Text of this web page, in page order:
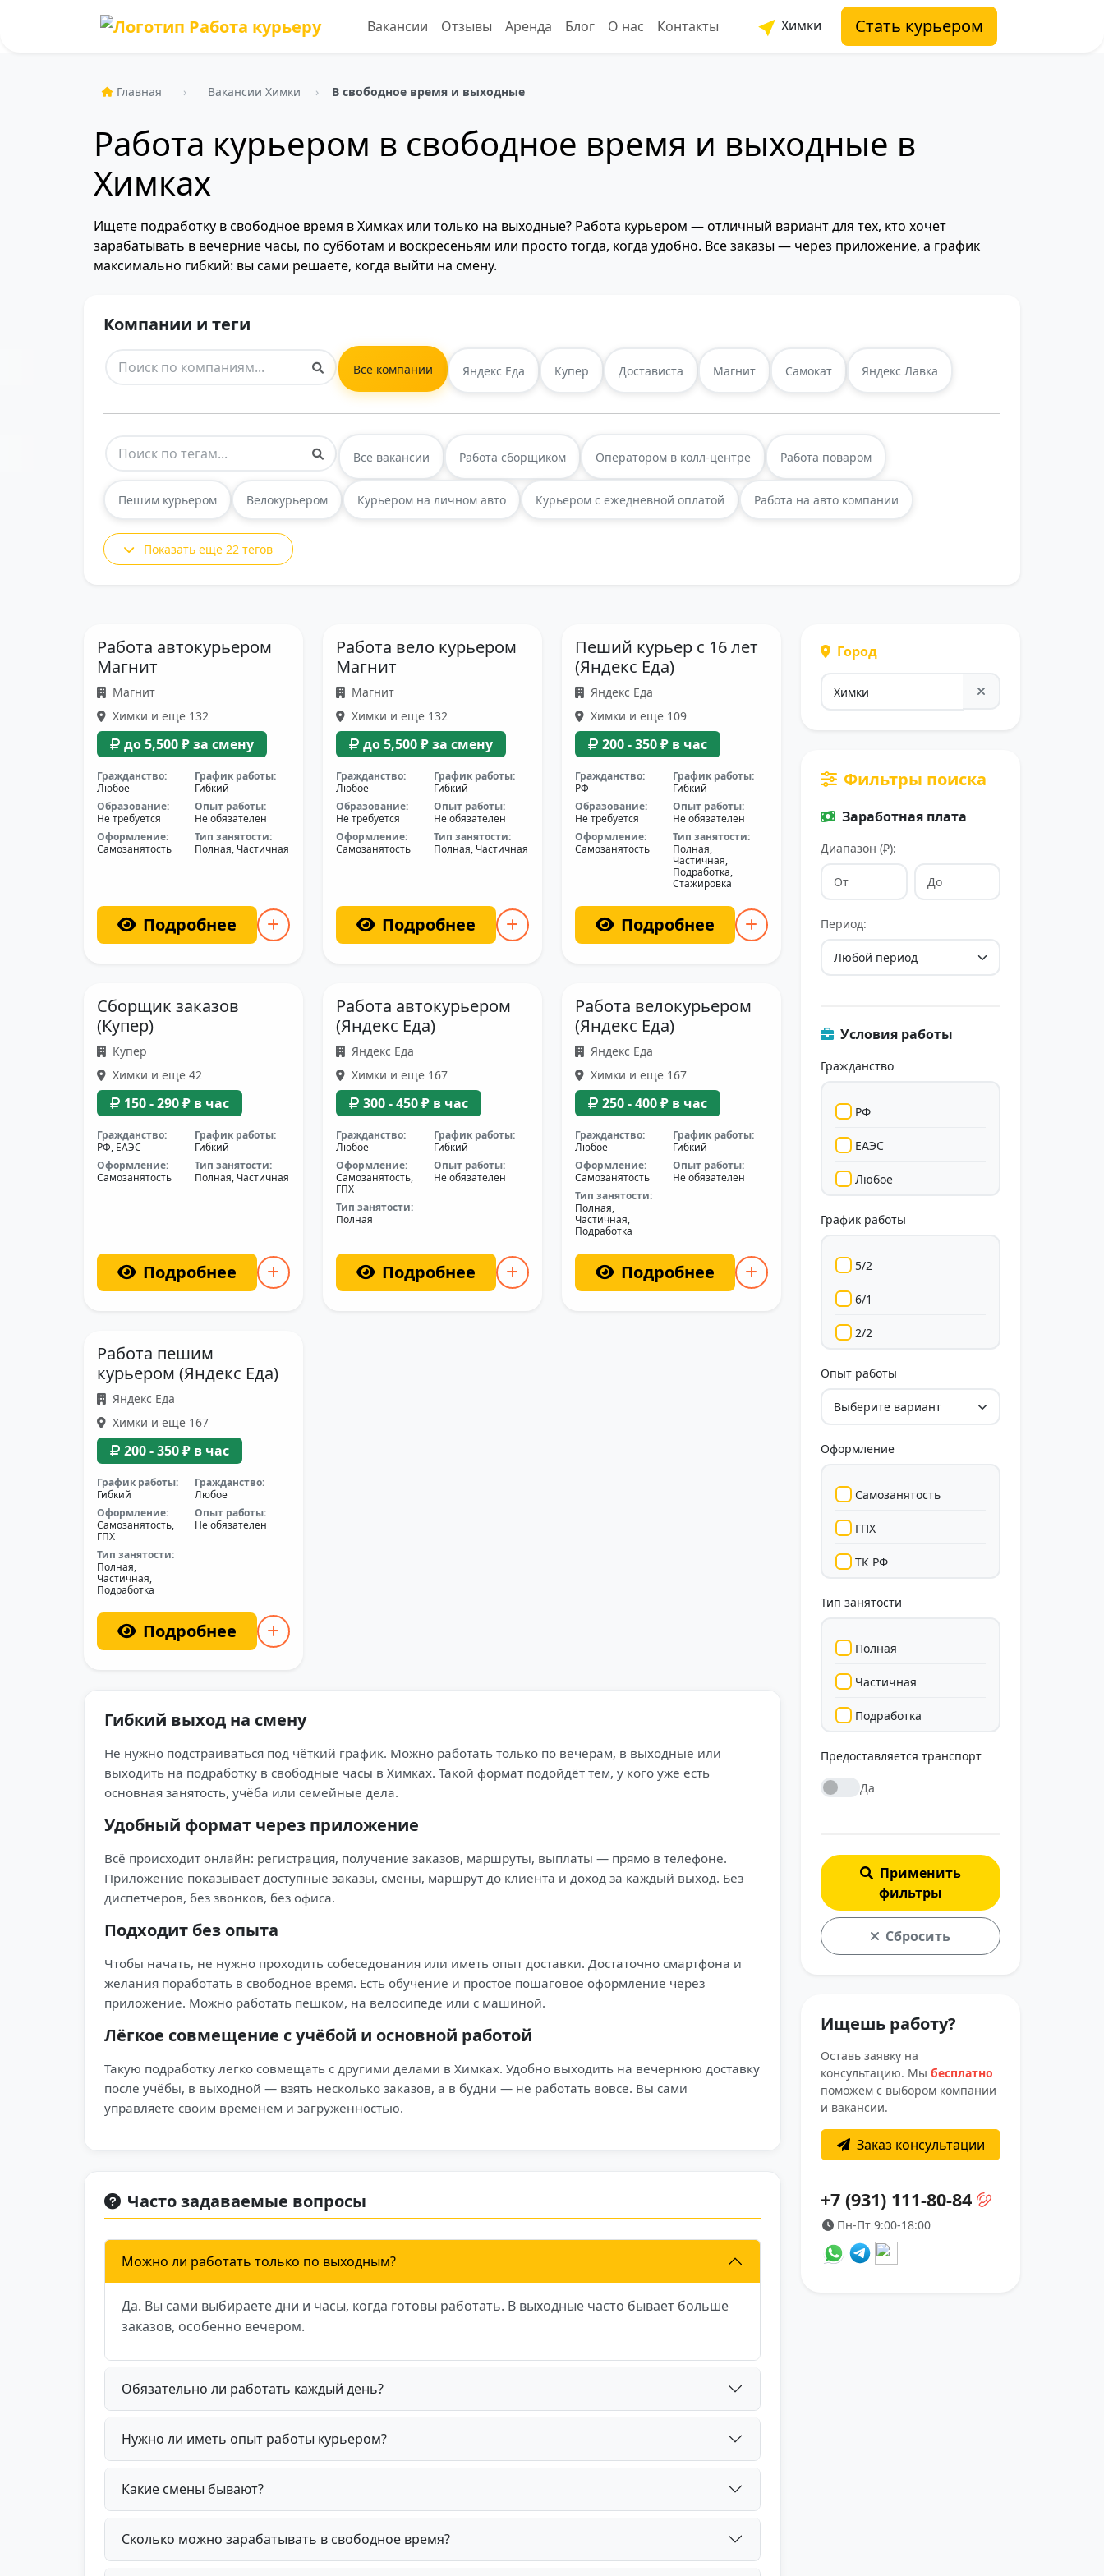
Вакансии Отзывы Аренда Блог О нас Контакты Химки Стать курьером
Главная Вакансии Химки В свободное время и выходные
Работа курьером в свободное время и выходные в
Химках
Ищете подработку в свободное время в Химках или только на выходные? Работа курьером — отличный вариант для тех, кто хочет
зарабатывать в вечерние часы, по субботам и воскресеньям или просто тогда, когда удобно. Все заказы — через приложение, а график
максимально гибкий: вы сами решаете, когда выйти на смену.
Компании и теги
Все компании Яндекс Еда Купер Достависта Магнит Самокат Яндекс Лавка
Все вакансии Работа сборщиком Оператором в колл-центре Работа поваром
Пешим курьером Велокурьером Курьером на личном авто Курьером с ежедневной оплатой Работа на авто компании
Показать еще 22 тегов
Город
Фильтры поиска
Заработная плата
Диапазон (₽):
Период:
Условия работы
Гражданство
РФ
ЕАЭС
Любое
График работы
5/2
6/1
2/2
Гибкий
Свободный
Опыт работы
Оформление
Самозанятость
ГПХ
ТК РФ
Тип занятости
Полная
Частичная
Подработка
Предоставляется транспорт
Да
Применить
фильтры
Сбросить
Ищешь работу?
Оставь заявку на
консультацию. Мы бесплатно
поможем с выбором компании
и вакансии.
Заказ консультации
+7 (931) 111-80-84
Пн-Пт 9:00-18:00
Работа автокурьером
Магнит
Магнит
Химки и еще 132
до 5,500 ₽ за смену
Гражданство:
Любое
График работы:
Гибкий
Образование:
Не требуется
Опыт работы:
Не обязателен
Оформление:
Самозанятость
Тип занятости:
Полная, Частичная
Подробнее
Работа вело курьером
Магнит
Магнит
Химки и еще 132
до 5,500 ₽ за смену
Гражданство:
Любое
График работы:
Гибкий
Образование:
Не требуется
Опыт работы:
Не обязателен
Оформление:
Самозанятость
Тип занятости:
Полная, Частичная
Подробнее
Пеший курьер с 16 лет
(Яндекс Еда)
Яндекс Еда
Химки и еще 109
200 - 350 ₽ в час
Гражданство:
РФ
График работы:
Гибкий
Образование:
Не требуется
Опыт работы:
Не обязателен
Оформление:
Самозанятость
Тип занятости:
Полная,
Частичная,
Подработка,
Стажировка
Подробнее
Сборщик заказов
(Купер)
Купер
Химки и еще 42
150 - 290 ₽ в час
Гражданство:
РФ, ЕАЭС
График работы:
Гибкий
Оформление:
Самозанятость
Тип занятости:
Полная, Частичная
Подробнее
Работа автокурьером
(Яндекс Еда)
Яндекс Еда
Химки и еще 167
300 - 450 ₽ в час
Гражданство:
Любое
График работы:
Гибкий
Оформление:
Самозанятость,
ГПХ
Опыт работы:
Не обязателен
Тип занятости:
Полная
Подробнее
Работа велокурьером
(Яндекс Еда)
Яндекс Еда
Химки и еще 167
250 - 400 ₽ в час
Гражданство:
Любое
График работы:
Гибкий
Оформление:
Самозанятость
Опыт работы:
Не обязателен
Тип занятости:
Полная,
Частичная,
Подработка
Подробнее
Работа пешим
курьером (Яндекс Еда)
Яндекс Еда
Химки и еще 167
200 - 350 ₽ в час
График работы:
Гибкий
Гражданство:
Любое
Оформление:
Самозанятость,
ГПХ
Опыт работы:
Не обязателен
Тип занятости:
Полная,
Частичная,
Подработка
Подробнее
Гибкий выход на смену
Не нужно подстраиваться под чёткий график. Можно работать только по вечерам, в выходные или
выходить на подработку в свободные часы в Химках. Такой формат подойдёт тем, у кого уже есть
основная занятость, учёба или семейные дела.
Удобный формат через приложение
Всё происходит онлайн: регистрация, получение заказов, маршруты, выплаты — прямо в телефоне.
Приложение показывает доступные заказы, смены, маршрут до клиента и доход за каждый выход. Без
диспетчеров, без звонков, без офиса.
Подходит без опыта
Чтобы начать, не нужно проходить собеседования или иметь опыт доставки. Достаточно смартфона и
желания поработать в свободное время. Есть обучение и простое пошаговое оформление через
приложение. Можно работать пешком, на велосипеде или с машиной.
Лёгкое совмещение с учёбой и основной работой
Такую подработку легко совмещать с другими делами в Химках. Удобно выходить на вечернюю доставку
после учёбы, в выходной — взять несколько заказов, а в будни — не работать вовсе. Вы сами
управляете своим временем и загруженностью.
Часто задаваемые вопросы
Можно ли работать только по выходным?
Да. Вы сами выбираете дни и часы, когда готовы работать. В выходные часто бывает больше
заказов, особенно вечером.
Обязательно ли работать каждый день?
Нужно ли иметь опыт работы курьером?
Какие смены бывают?
Сколько можно зарабатывать в свободное время?